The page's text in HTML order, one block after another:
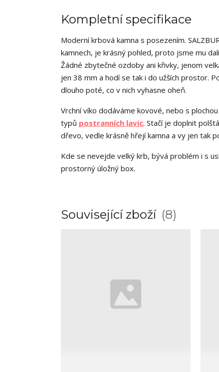
Kompletní specifikace
Moderní krbová kamna s posezením.
kamnech, je krásný pohled, proto jsme mu
Žádné zbytečné ozdoby ani křivky, jenom
jen 38 mm a hodí se tak i do užších prostor.
dlouho poté, co v nich vyhasne oheň.
Vrchní víko dodáváme kovové, nebo s
typů postranních lavic. Stačí je doplnit
dřevo, vedle krásně hřejí kamna a vy jen tak
Kde se nevejde velký krb, bývá problém i s
prostorný úložný box.
Související zboží 8